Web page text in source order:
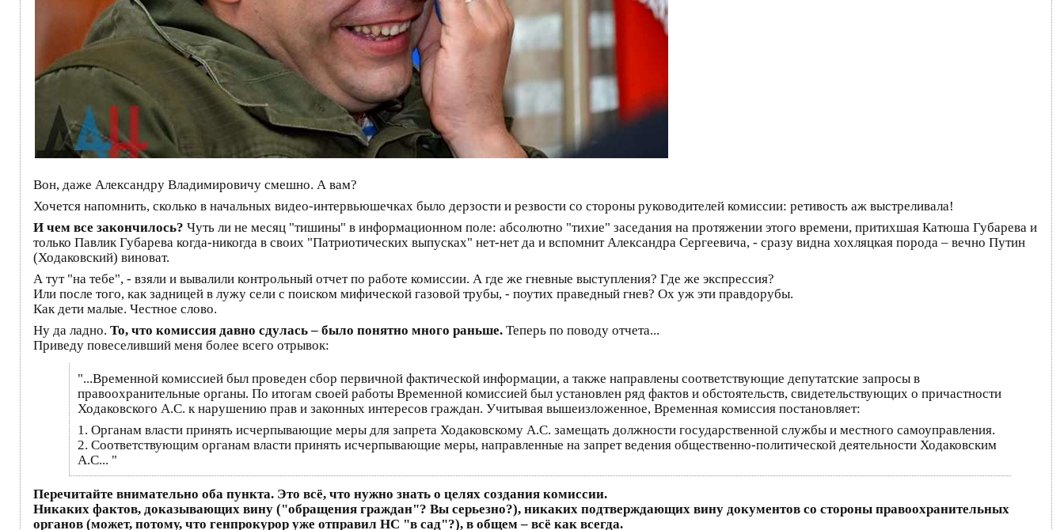
Вон, даже Александру Владимировичу смешно. А вам?
Хочется напомнить, сколько в начальных видео-интервьюшечках было дерзости и резвости со стороны руководителей комиссии: ретивость аж выстреливала!
И чем все закончилось? Чуть ли не месяц "тишины" в информационном поле: абсолютно "тихие" заседания на протяжении этого времени, притихшая Катюша Губарева и
только Павлик Губарева когда-никогда в своих "Патриотических выпусках" нет-нет да и вспомнит Александра Сергеевича, - сразу видна хохляцкая порода – вечно Путин
(Ходаковский) виноват.
А тут "на тебе", - взяли и вывалили контрольный отчет по работе комиссии. А где же гневные выступления? Где же экспрессия?
Или после того, как задницей в лужу сели с поиском мифической газовой трубы, - поутих праведный гнев? Ох уж эти правдорубы.
Как дети малые. Честное слово.
Ну да ладно. То, что комиссия давно сдулась – было понятно много раньше. Теперь по поводу отчета...
Приведу повеселивший меня более всего отрывок:
"...Временной комиссией был проведен сбор первичной фактической информации, а также направлены соответствующие депутатские запросы в
правоохранительные органы. По итогам своей работы Временной комиссией был установлен ряд фактов и обстоятельств, свидетельствующих о причастности
Ходаковского А.С. к нарушению прав и законных интересов граждан. Учитывая вышеизложенное, Временная комиссия постановляет:
1. Органам власти принять исчерпывающие меры для запрета Ходаковскому А.С. замещать должности государственной службы и местного самоуправления.
2. Соответствующим органам власти принять исчерпывающие меры, направленные на запрет ведения общественно-политической деятельности Ходаковским
А.С... "
Перечитайте внимательно оба пункта. Это всё, что нужно знать о целях создания комиссии.
Никаких фактов, доказывающих вину ("обращения граждан"? Вы серьезно?), никаких подтверждающих вину документов со стороны правоохранительных
органов (может, потому, что генпрокурор уже отправил НС "в сад"?), в общем – всё как всегда.